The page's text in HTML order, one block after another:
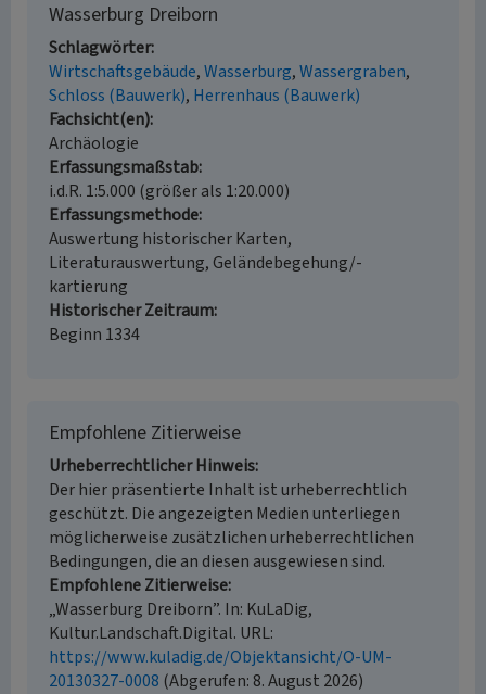
Wasserburg Dreiborn
Schlagwörter
Wirtschaftsgebäude Wasserburg Wassergraben
Schloss (Bauwerk) Herrenhaus (Bauwerk)
Fachsicht(en)
Archäologie
Erfassungsmaßstab
i.d.R. 1:5.000 (größer als 1:20.000)
Erfassungsmethode
Auswertung historischer Karten,
Literaturauswertung, Geländebegehung/-
kartierung
Historischer Zeitraum
Beginn 1334
Empfohlene Zitierweise
Urheberrechtlicher Hinweis
Der hier präsentierte Inhalt ist urheberrechtlich
geschützt. Die angezeigten Medien unterliegen
möglicherweise zusätzlichen urheberrechtlichen
Bedingungen, die an diesen ausgewiesen sind.
Empfohlene Zitierweise
„Wasserburg Dreiborn”. In: KuLaDig,
Kultur.Landschaft.Digital. URL:
https://www.kuladig.de/Objektansicht/O-UM-
20130327-0008 (Abgerufen: 8. August 2026)